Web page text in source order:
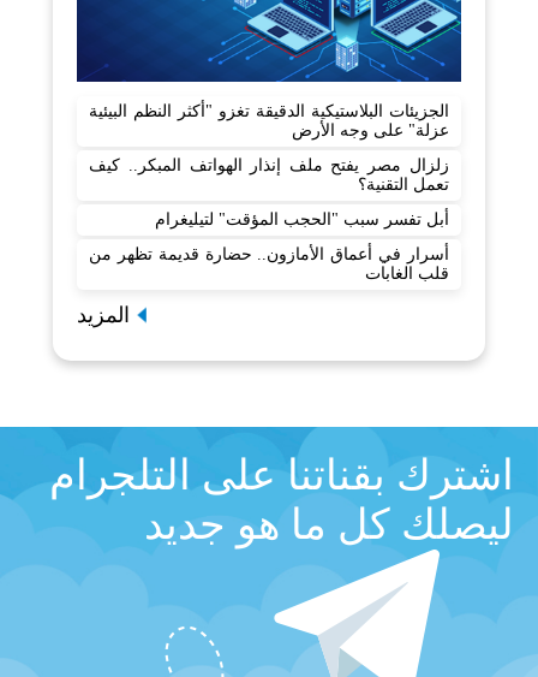
الجزيئات البلاستيكية الدقيقة تغزو "أكثر النظم البيئية
عزلة" على وجه الأرض
زلزال مصر يفتح ملف إنذار الهواتف المبكر.. كيف
تعمل التقنية؟
أبل تفسر سبب "الحجب المؤقت" لتيليغرام
أسرار في أعماق الأمازون.. حضارة قديمة تظهر من
قلب الغابات
المزيد
اشترك بقناتنا على التلجرام
ليصلك كل ما هو جديد